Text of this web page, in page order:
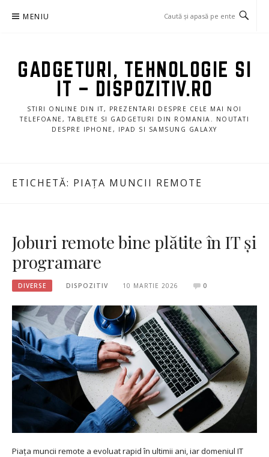
MENIU
GADGETURI, TEHNOLOGIE SI
IT – DISPOZITIV.RO
STIRI ONLINE DIN IT, PREZENTARI DESPRE CELE MAI NOI
TELEFOANE, TABLETE SI GADGETURI DIN ROMANIA. NOUTATI
DESPRE IPHONE, IPAD SI SAMSUNG GALAXY
ETICHETĂ: PIAȚA MUNCII REMOTE
Joburi remote bine plătite în IT și
programare
DIVERSE DISPOZITIV 10 MARTIE 2026 0
Piața muncii remote a evoluat rapid în ultimii ani, iar domeniul IT